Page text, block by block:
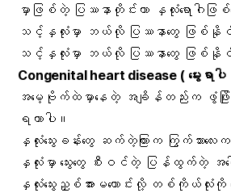
မှာဖြစ်တဲ့ ပြဿနာတိုင်းဟာ နှလုံးရောဂါဖ
သင့်နှလုံးမှာ ဘယ်လို ပြဿနာတွေ ဖြစ်
သင့်နှလုံးမှာ ဘယ်လို ပြဿနာတွေ ဖြစ်
Congenital heart disease ( မွေးရာပ
အမေ့ဗိုက်ထဲမှာနေတဲ့ အချိန်တည်းက ဖွံဖြိုး
ရတာပါ။
နှလုံးသွေးခန်းတွေ ဆက်တဲ့ကြားက ကြွက်သား
နှလုံးမှာ သွေးတွေ စီးဝင်တဲ့ ပြန်ထွက်တဲ့ အပ
နှလုံးသွေးညှစ်အား မကောင်းလို့ တစ်ကိုယ်လုံးကို